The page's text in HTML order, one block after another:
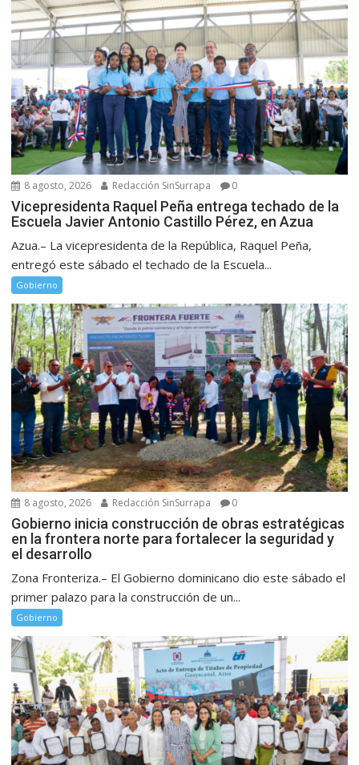
8 agosto, 2026 Redacción SinSurrapa 0
Vicepresidenta Raquel Peña entrega techado de la
Escuela Javier Antonio Castillo Pérez, en Azua
Azua.– La vicepresidenta de la República, Raquel Peña,
entregó este sábado el techado de la Escuela...
Gobierno
8 agosto, 2026 Redacción SinSurrapa 0
Gobierno inicia construcción de obras estratégicas
en la frontera norte para fortalecer la seguridad y
el desarrollo
Zona Fronteriza.– El Gobierno dominicano dio este sábado el
primer palazo para la construcción de un...
Gobierno